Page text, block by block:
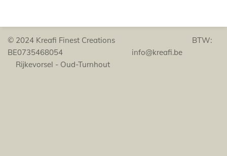
© 2024 Kreafi Finest Creations BTW:
BE0735468054 info@kreafi.be
Rijkevorsel - Oud-Turnhout